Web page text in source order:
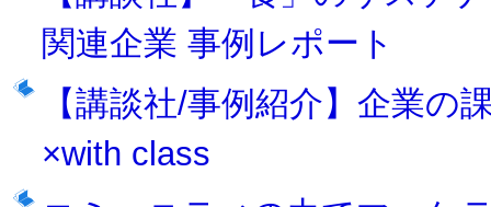
関連企業 事例レポート
【講談社/事例紹介】企業の
×with class